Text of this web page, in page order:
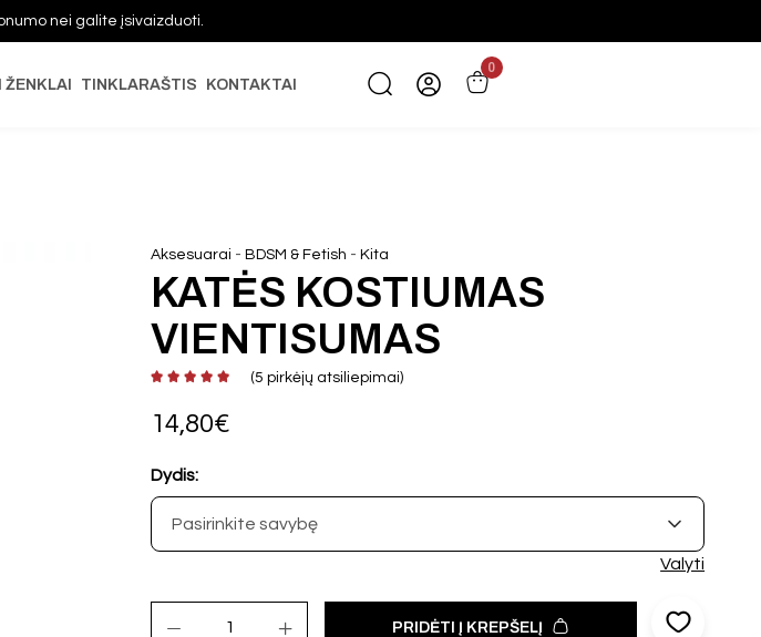
nei galite įsivaizduoti.
ŽENKLAI TINKLARAŠTIS KONTAKTAI
0
Aksesuarai -BDSM & Fetish -Kita
KATĖS KOSTIUMAS
VIENTISUMAS
(5 pirkėjų atsiliepimai)
14,80€
Dydis:
Valyti
PRIDĖTI Į KREPŠELĮ